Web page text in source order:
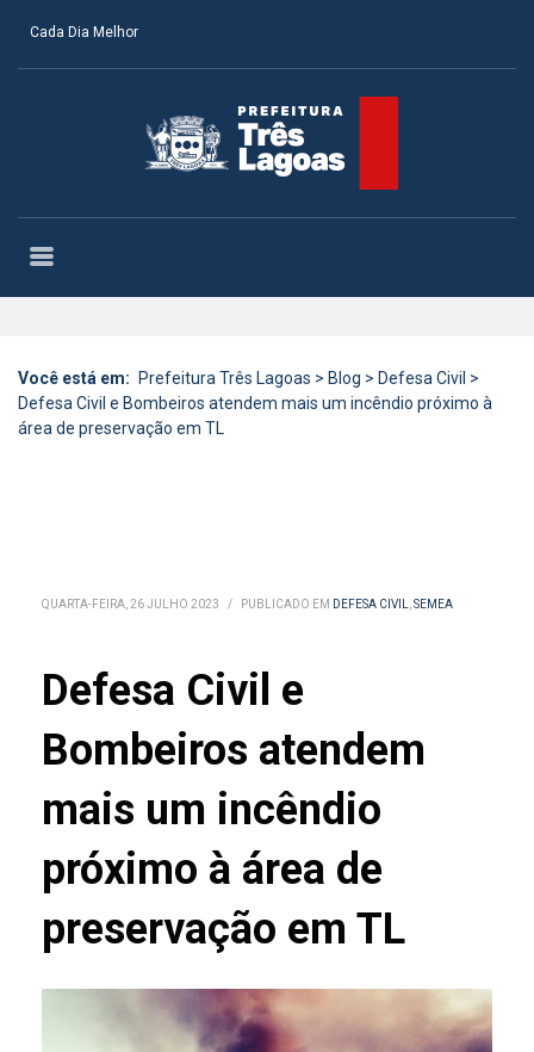
Cada Dia Melhor
Você está em: Prefeitura Três Lagoas > Blog > Defesa Civil >
Defesa Civil e Bombeiros atendem mais um incêndio próximo à
área de preservação em TL
QUARTA-FEIRA, 26 JULHO 2023 / PUBLICADO EM DEFESA CIVIL,SEMEA
Defesa Civil e
Bombeiros atendem
mais um incêndio
próximo à área de
preservação em TL